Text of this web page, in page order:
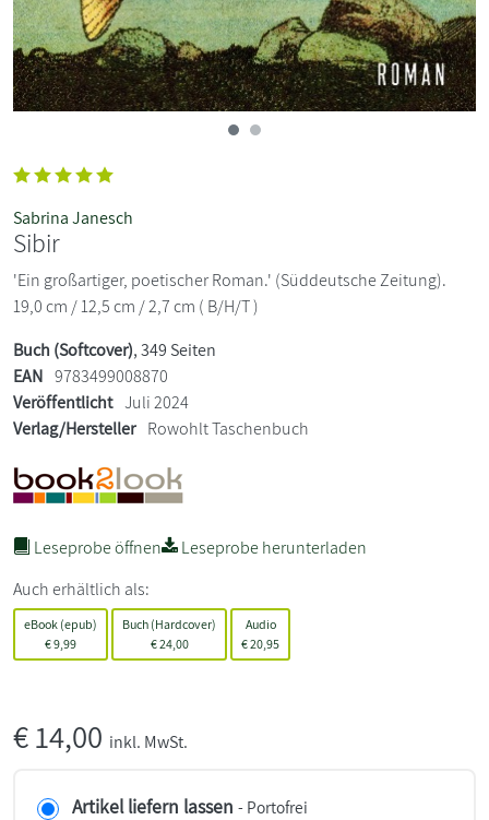
Sabrina Janesch
Sibir
'Ein großartiger, poetischer Roman.' (Süddeutsche Zeitung).
19,0 cm / 12,5 cm / 2,7 cm ( B/H/T )
Buch (Softcover), 349 Seiten
EAN 9783499008870
Veröffentlicht Juli 2024
Verlag/Hersteller Rowohlt Taschenbuch
Leseprobe öffnen
Leseprobe herunterladen
Auch erhältlich als:
eBook (epub)
€9,99
Buch (Hardcover)
€24,00
Audio
€20,95
€14,00 inkl. MwSt.
Artikel liefern lassen - Portofrei